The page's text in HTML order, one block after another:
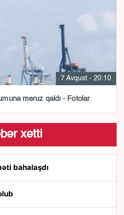
7 Avqust - 20:10
məruz qaldı - Fotolar
xətti
bahalaşdı